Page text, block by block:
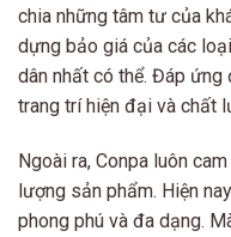
chia những tâm tư của
dựng bảo giá của các
dân nhất có thể. Đáp
trang trí hiện đại và chất
Ngoài ra, Conpa luôn
lượng sản phẩm. Hiện
phong phú và đa dạng.